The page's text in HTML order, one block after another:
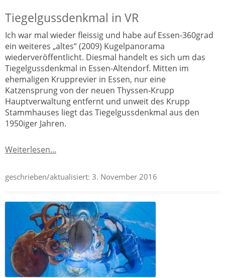
Tiegelgussdenkmal in VR
Ich war mal wieder fleissig und habe auf Essen-360grad
ein weiteres „altes“ (2009) Kugelpanorama
wiederveröffentlicht. Diesmal handelt es sich um das
Tiegelgussdenkmal in Essen-Altendorf. Mitten im
ehemaligen Krupprevier in Essen, nur eine
Katzensprung von der neuen Thyssen-Krupp
Hauptverwaltung entfernt und unweit des Krupp
Stammhauses liegt das Tiegelgussdenkmal aus den
1950iger Jahren.
Weiterlesen...
geschrieben/aktualisiert: 3. November 2016